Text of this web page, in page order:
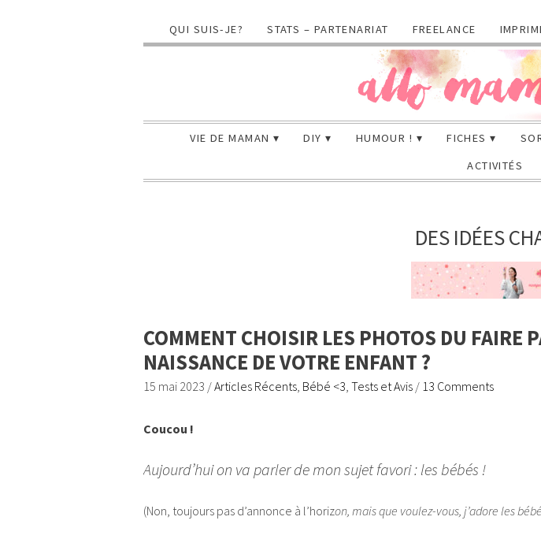
QUI SUIS-JE? STATS – PARTENARIAT FREELANCE
VIE DE MAMAN DIY HUMOUR ! FICHES
ACTIVITÉS
DES IDÉES
COMMENT CHOISIR LES PHOTOS DU FAIRE
NAISSANCE DE VOTRE ENFANT ?
15 mai 2023 /Articles Récents Bébé <3 Tests et Avis / 13 Comments
Coucou !
Aujourd’hui on va parler de mon sujet favori : les bébés !
(Non, toujours pas d’annonce à l’horizon, mais que voulez-vous, j’adore les